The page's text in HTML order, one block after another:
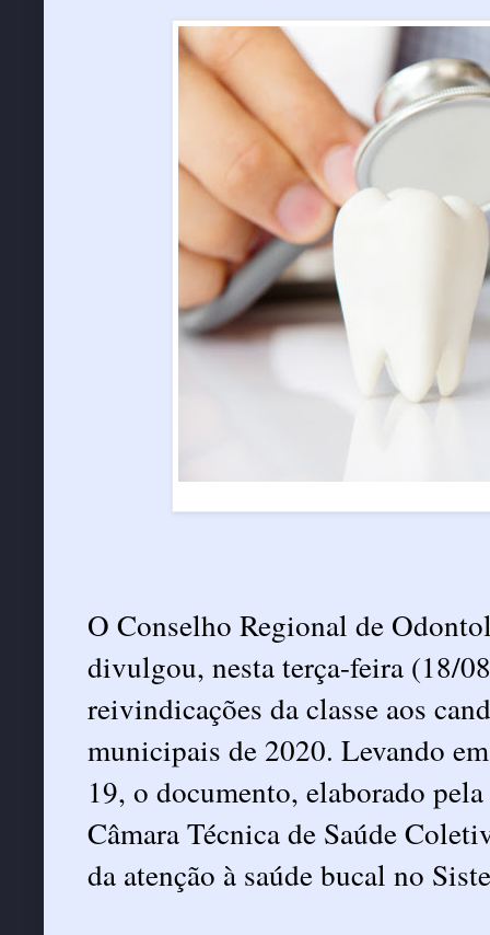
O Conselho Regional de
divulgou, nesta terça-feira (18/
reivindicações da classe aos
municipais de 2020. Levando
19, o documento, elaborado
Câmara Técnica de Saúde
da atenção à saúde bucal no